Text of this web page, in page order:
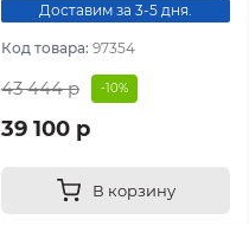
Доставим за 3-5 дня.
Код товара: 97354
43 444 р -10%
39 100 р
В корзину